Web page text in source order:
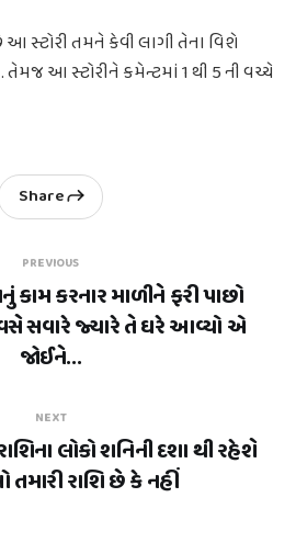
તમને કેવી લાગી તેના વિશે
આ સ્ટોરીને કમેન્ટમાં 1 થી 5 ની વચ્ચે
PREVIOUS
કામ કરનાર માળીને ફરી પાછો
સવારે જ્યારે તે ઘરે આવ્યો એ
જોઈને...
Share
NEXT
લોકો શનિની દશા થી રહેશે
રાશિ છે કે નહીં